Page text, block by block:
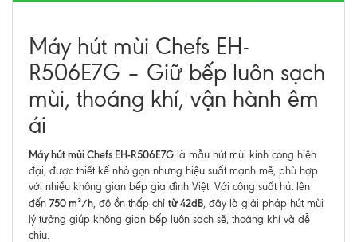
Máy hút mùi Chefs EH-
R506E7G – Giữ bếp luôn sạch
mùi, thoáng khí, vận hành êm
ái
Máy hút mùi Chefs EH-R506E7G là mẫu hút mùi kính cong hiện
đại, được thiết kế nhỏ gọn nhưng hiệu suất mạnh mẽ, phù hợp
với nhiều không gian bếp gia đình Việt. Với công suất hút lên
đến 750 m³/h, độ ồn thấp chỉ từ 42dB, đây là giải pháp hút mùi
lý tưởng giúp không gian bếp luôn sạch sẽ, thoáng khí và dễ
chịu.